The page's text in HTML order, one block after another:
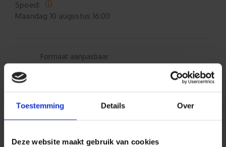
Toestemming Details Over
Deze website maakt gebruik van cookies
Spoed:
Maandag 10 augustus 16:00
Formaat aanpasbaar
Al 35 jaar ervaring!
bestellen (lees de onafhankelijke reviews)